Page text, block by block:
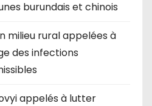
burundais et chinois
milieu rural appelées à
des infections
appelés à lutter